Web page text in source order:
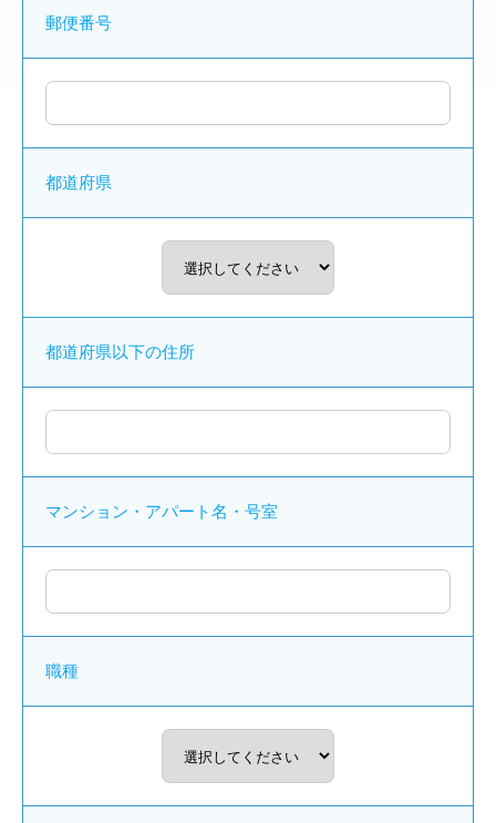
郵便番号
都道府県
都道府県以下の住所
マンション・アパート名・号室
職種